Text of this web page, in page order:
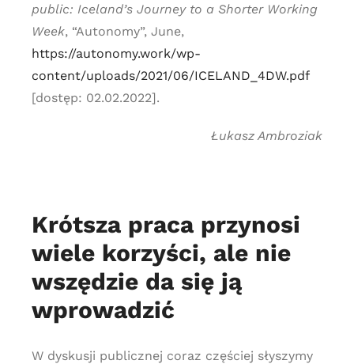
public: Iceland’s Journey to a Shorter Working
Week, “Autonomy”, June,
https://autonomy.work/wp-
content/uploads/2021/06/ICELAND_4DW.pdf
[dostęp: 02.02.2022].
Łukasz Ambroziak
Krótsza praca przynosi
wiele korzyści, ale nie
wszędzie da się ją
wprowadzić
W dyskusji publicznej coraz częściej słyszymy